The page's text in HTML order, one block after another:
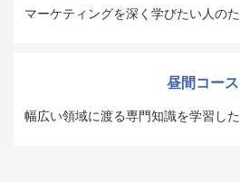
マーケティングを深く学びたい人の
昼間コース
幅広い領域に渡る専門知識を学習し